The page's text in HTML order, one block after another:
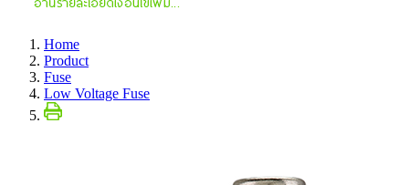
Home
Product
Fuse
Low Voltage Fuse